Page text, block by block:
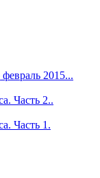
2015...
Часть 2..
Часть 1.